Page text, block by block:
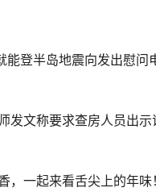
登半岛地震向发出慰
文称要求查房人员出
一起来看舌尖上的年味！